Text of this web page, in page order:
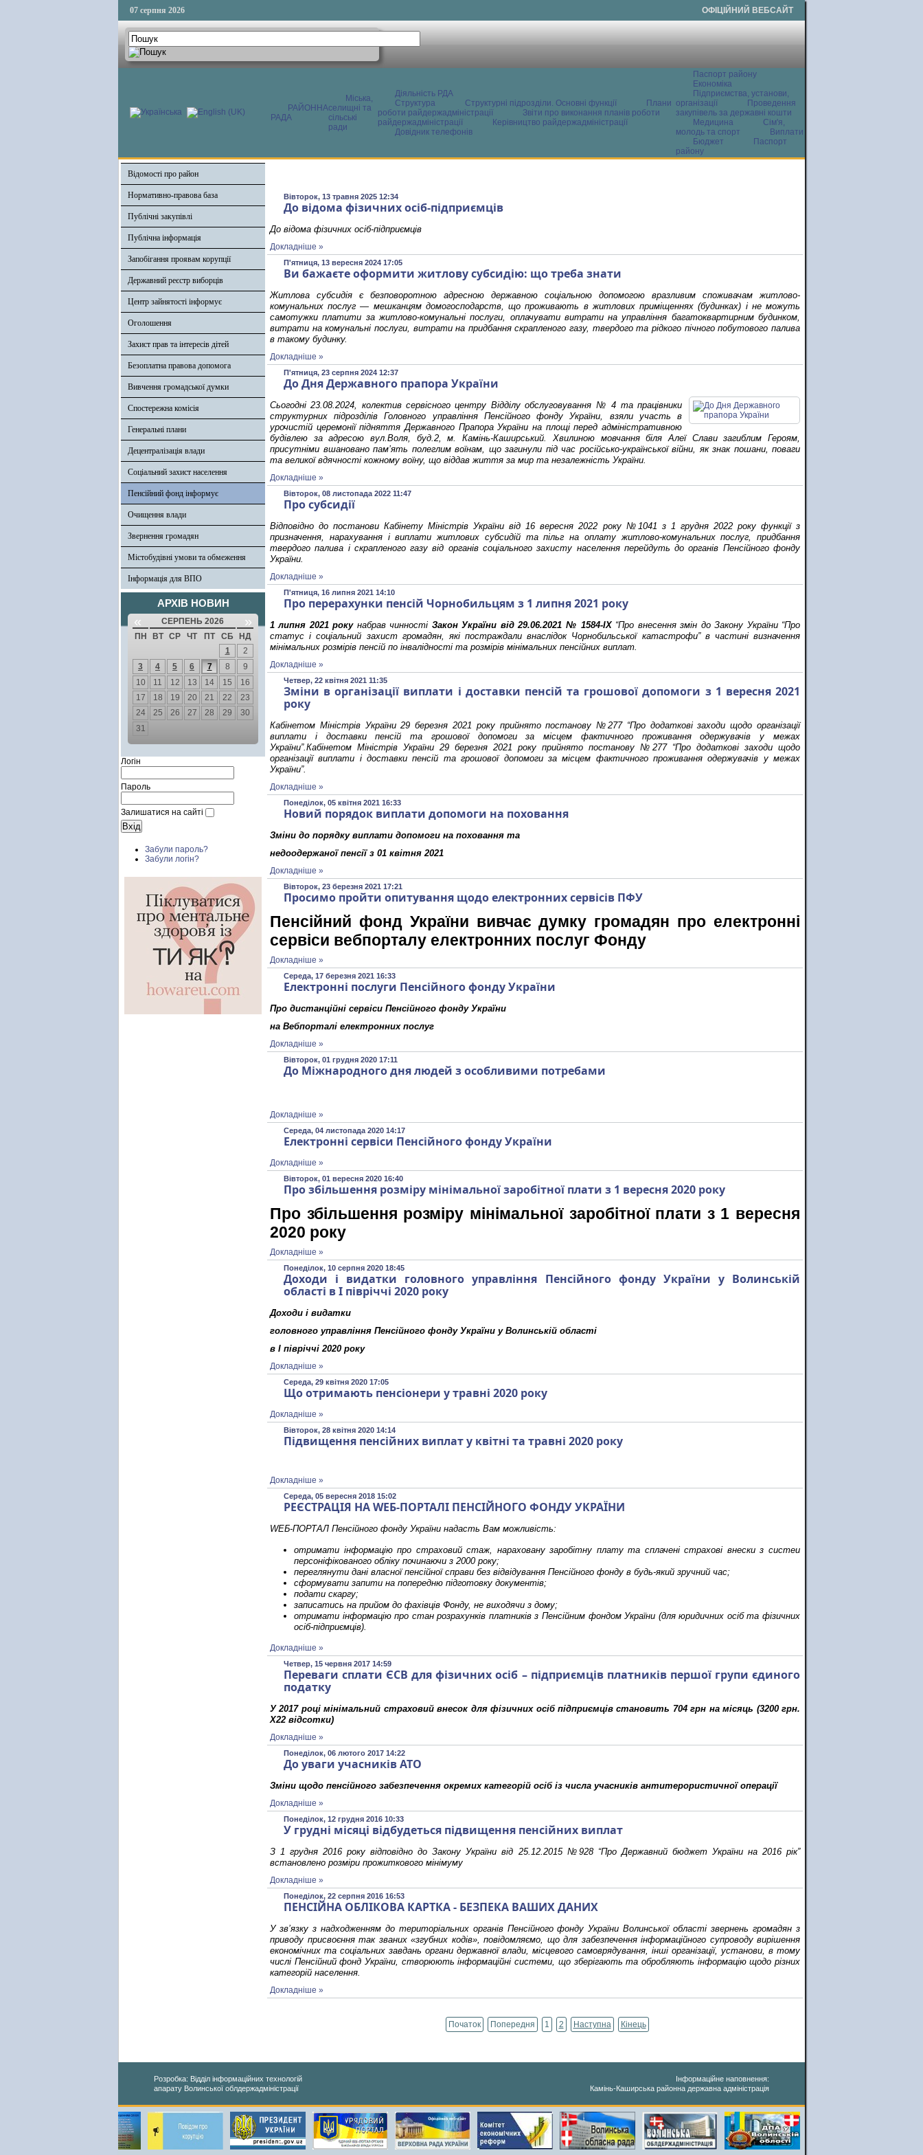
07 серпня 2026 ОФІЦІЙНИЙ ВЕБСАЙТ
РАЙОННА
РАДА
Міська,
селищні та
сільські
ради
Діяльність РДА
Структура
Структурні підрозділи. Основні функції
Плани
роботи райдержадміністрації
Звіти про виконання планів роботи
райдержадміністрації
Керівництво райдержадміністрації
Довідник телефонів
Паспорт району
Економіка
Підприємства, установи,
організації
Проведення
закупівель за державні кошти
Медицина
Сім'я,
молодь та спорт
Виплати
Бюджет
Паспорт
району
Відомості про район
Нормативно-правова база
Публічні закупівлі
Публічна інформація
Запобігання проявам корупції
Державний реєстр виборців
Центр зайнятості інформує
Оголошення
Захист прав та інтересів дітей
Безоплатна правова допомога
Вивчення громадської думки
Спостережна комісія
Генеральні плани
Децентралізація влади
Соціальний захист населення
Пенсійний фонд інформує
Очищення влади
Звернення громадян
Містобудівні умови та обмеження
Інформація для ВПО
АРХІВ НОВИН
« СЕРПЕНЬ 2026 »
ПН ВТ СР ЧТ ПТ СБ
НД
1
2
3
4 5 6 7 8
9
10
11 12 13 14 15
16
17
18 19 20 21 22
23
24
25 26 27 28 29
30
31
Логін
Пароль
Залишатися на сайті
Забули пароль?
Забули логін?
Вівторок, 13 травня 2025 12:34
До відома фізичних осіб-підприємців
До відома фізичних осіб-підприємців
Докладніше »
П'ятниця, 13 вересня 2024 17:05
Ви бажаєте оформити житлову субсидію: що треба знати
Житлова субсидія є безповоротною адресною державною соціальною допомогою вразливим споживачам житлово-
комунальних послуг — мешканцям домогосподарств, що проживають в житлових приміщеннях (будинках) і не можуть
самотужки платити за житлово-комунальні послуги, оплачувати витрати на управління багатоквартирним будинком,
витрати на комунальні послуги, витрати на придбання скрапленого газу, твердого та рідкого пічного побутового палива
в такому будинку.
Докладніше »
П'ятниця, 23 серпня 2024 12:37
До Дня Державного прапора України
Сьогодні 23.08.2024, колектив сервісного центру Відділу обслуговування № 4 та працівники
структурних підрозділів Головного управління Пенсійного фонду України, взяли участь в
урочистій церемонії підняття Державного Прапора України на площі перед адміністративною
будівлею за адресою вул.Воля, буд.2, м. Камінь-Каширський. Хвилиною мовчання біля Алеї Слави загиблим Героям,
присутніми вшановано пам’ять полеглим воїнам, що загинули під час російсько-української війни, як знак пошани, поваги
та великої вдячності кожному воїну, що віддав життя за мир та незалежність України.
Докладніше »
Вівторок, 08 листопада 2022 11:47
Про субсидії
Відповідно до постанови Кабінету Міністрів України від 16 вересня 2022 року №1041 з 1 грудня 2022 року функції з
призначення, нарахування і виплати житлових субсидій та пільг на оплату житлово-комунальних послуг, придбання
твердого палива і скрапленого газу від органів соціального захисту населення перейдуть до органів Пенсійного фонду
України.
Докладніше »
П'ятниця, 16 липня 2021 14:10
Про перерахунки пенсій Чорнобильцям з 1 липня 2021 року
1 липня 2021 рокунабрав чинності Закон України від 29.06.2021 № 1584-ІХ “Про внесення змін до Закону України “Про
статус і соціальний захист громадян, які постраждали внаслідок Чорнобильської катастрофи” в частині визначення
мінімальних розмірів пенсій по інвалідності та розмірів мінімальних пенсійних виплат.
Докладніше »
Четвер, 22 квітня 2021 11:35
Зміни в організації виплати і доставки пенсій та грошової допомоги з 1 вересня 2021
року
Кабінетом Міністрів України 29 березня 2021 року прийнято постанову №277 “Про додаткові заходи щодо організації
виплати і доставки пенсій та грошової допомоги за місцем фактичного проживання одержувачів у межах
України”.Кабінетом Міністрів України 29 березня 2021 року прийнято постанову №277 “Про додаткові заходи щодо
організації виплати і доставки пенсій та грошової допомоги за місцем фактичного проживання одержувачів у межах
України”.
Докладніше »
Понеділок, 05 квітня 2021 16:33
Новий порядок виплати допомоги на поховання
Зміни до порядку виплати допомоги на поховання та
недоодержаної пенсії з 01 квітня 2021
Докладніше »
Вівторок, 23 березня 2021 17:21
Просимо пройти опитування щодо електронних сервісів ПФУ
Пенсійний фонд України вивчає думку громадян про електронні
сервіси вебпорталу електронних послуг Фонду
Докладніше »
Середа, 17 березня 2021 16:33
Електронні послуги Пенсійного фонду України
Про дистанційні сервіси Пенсійного фонду України
на Вебпорталі електронних послуг
Докладніше »
Вівторок, 01 грудня 2020 17:11
До Міжнародного дня людей з особливими потребами
Докладніше »
Середа, 04 листопада 2020 14:17
Електронні сервіси Пенсійного фонду України
Докладніше »
Вівторок, 01 вересня 2020 16:40
Про збільшення розміру мінімальної заробітної плати з 1 вересня 2020 року
Про збільшення розміру мінімальної заробітної плати з 1 вересня
2020 року
Докладніше »
Понеділок, 10 серпня 2020 18:45
Доходи і видатки головного управління Пенсійного фонду України у Волинській
області в І півріччі 2020 року
Доходи і видатки
головного управління Пенсійного фонду України у Волинській області
в І півріччі 2020 року
Докладніше »
Середа, 29 квітня 2020 17:05
Що отримають пенсіонери у травні 2020 року
Докладніше »
Вівторок, 28 квітня 2020 14:14
Підвищення пенсійних виплат у квітні та травні 2020 року
Докладніше »
Середа, 05 вересня 2018 15:02
РЕЄСТРАЦІЯ НА WЕБ-ПОРТАЛІ ПЕНСІЙНОГО ФОНДУ УКРАЇНИ
WЕБ-ПОРТАЛ Пенсійного фонду України надасть Вам можливість:
отримати інформацію про страховий стаж, нараховану заробітну плату та сплачені страхові внески з систеи
персоніфікованого обліку починаючи з 2000 року;
переглянути дані власної пенсійної справи без відвідування Пенсійного фонду в будь-який зручний час;
сформувати запити на попередню підготовку документів;
подати скаргу;
записатись на прийом до фахівців Фонду, не виходячи з дому;
отримати інформацію про стан розрахунків платників з Пенсійним фондом України (для юридичних осіб та фізичних
осіб-підприємців).
Докладніше »
Четвер, 15 червня 2017 14:59
Переваги сплати ЄСВ для фізичних осіб – підприємців платників першої групи єдиного
податку
У 2017 роцімінімальний страховий внесок для фізичних осіб підприємців становить 704 грн на місяць (3200 грн.
X22 відсотки)
Докладніше »
Понеділок, 06 лютого 2017 14:22
До уваги учасників АТО
Зміни щодо пенсійного забезпечення окремих категорій осіб із числа учасників антитерористичної операції
Докладніше »
Понеділок, 12 грудня 2016 10:33
У грудні місяці відбудеться підвищення пенсійних виплат
З 1 грудня 2016 року відповідно до Закону України від 25.12.2015 №928 “Про Державний бюджет України на 2016 рік”
встановлено розміри прожиткового мінімуму
Докладніше »
Понеділок, 22 серпня 2016 16:53
ПЕНСІЙНА ОБЛІКОВА КАРТКА - БЕЗПЕКА ВАШИХ ДАНИХ
У зв’язку з надходженням до територіальних органів Пенсійного фонду України Волинської області звернень громадян з
приводу присвоєння так званих «згубних кодів», повідомляємо, що для забезпечення інформаційного супроводу вирішення
економічних та соціальних завдань органи державної влади, місцевого самоврядування, інші організації, установи, в тому
числі Пенсійний фонд України, створюють інформаційні системи, що зберігають та обробляють інформацію щодо різних
категорій населення.
Докладніше »
Початок Попередня 1 2 Наступна Кінець
Розробка: Відділ інформаційних технологій
апарату Волинської облдержадміністрації
Інформаційне наповнення:
Камінь-Каширська районна державна адміністрація